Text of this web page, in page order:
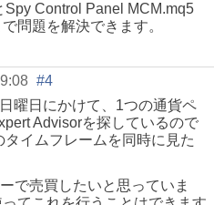
Control Panel MCM.mq5
問題を解決できます。
#4
曜日にかけて、1つの通貨ペ
Advisorを探しているので
イムフレームを同時に見た
で売買したいと思っていま